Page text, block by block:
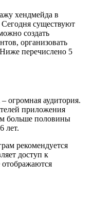
хендмейда в
существуют
создать
организовать
перечислено 5
огромная аудитория.
приложения
больше половины
лет.
рекомендуется
доступ к